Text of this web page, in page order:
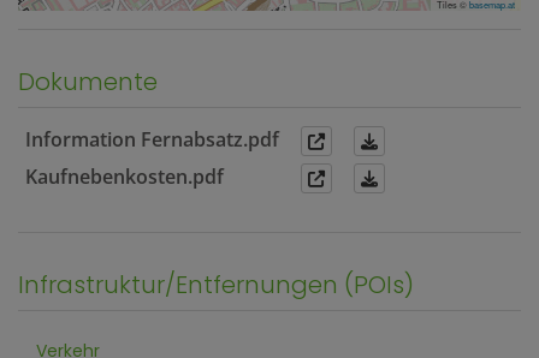
Tiles ©basemap.at
Dokumente
Information Fernabsatz.pdf
Kaufnebenkosten.pdf
Infrastruktur/Entfernungen (POIs)
Verkehr